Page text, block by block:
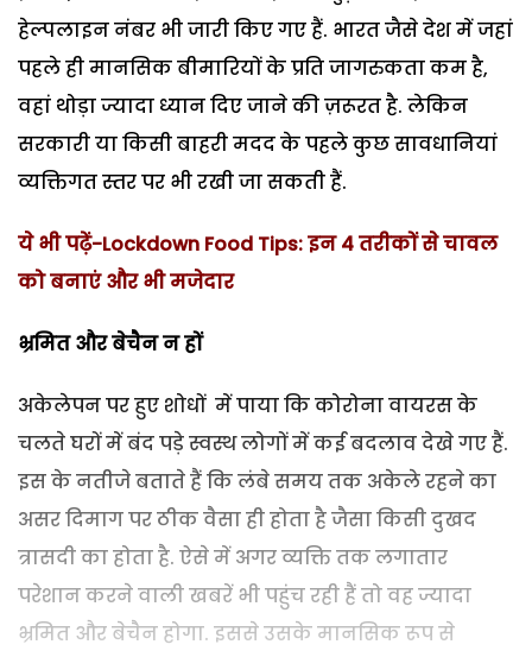
हेल्पलाइन नंबर भी जारी किए गए हैं. भारत जैसे देश में जहां
पहले ही मानसिक बीमारियों के प्रति जागरुकता कम है,
वहां थोड़ा ज्यादा ध्यान दिए जाने की ज़रूरत है. लेकिन
सरकारी या किसी बाहरी मदद के पहले कुछ सावधानियां
व्यक्तिगत स्तर पर भी रखी जा सकती हैं.
ये भी पढ़ें-Lockdown Food Tips: इन 4 तरीकों से चावल
को बनाएं और भी मजेदार
भ्रमित और बेचैन न हों
अकेलेपन पर हुए शोधों में पाया कि कोरोना वायरस के
चलते घरों में बंद पड़े स्वस्थ लोगों में कई बदलाव देखे गए हैं.
इस के नतीजे बताते हैं कि लंबे समय तक अकेले रहने का
असर दिमाग पर ठीक वैसा ही होता है जैसा किसी दुखद
त्रासदी का होता है. ऐसे में अगर व्यक्ति तक लगातार
परेशान करने वाली खबरें भी पहुंच रही हैं तो वह ज्यादा
भ्रमित और बेचैन होगा. इससे उसके मानसिक रूप से